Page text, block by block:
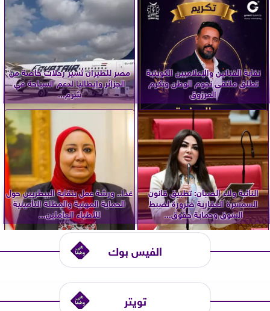
نقابة الفنانين والإعلاميين الكويتية
تطلق ملتقى نجوم الوطن وتكرم
المرزوق
مصر للطيران تُسير رحلات خاصة من
الجزائر وإيطاليا لدعم السياحة في
شرم...
النائبة ولاء الصبان: تطبيق قانون
السمسرة العقارية ضرورة لضبط
السوق وحماية حقوق...
غدا.. ورشة عمل بنقابة البيطريين حول
الحماية المهنية والمظلة التأمينية
للأطباء العاملين...
الفيس بوك
تويتر